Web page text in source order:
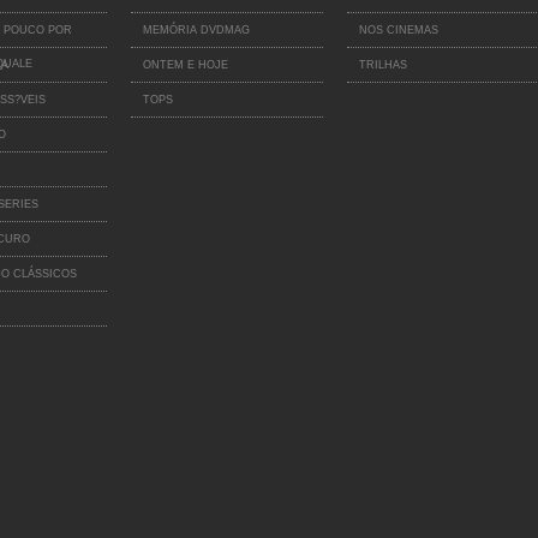
POR
CLÁSSICOS
MEMÓRIA DVDMAG
ONTEM E HOJE
TOPS
NOS CINEMAS
TRILHAS